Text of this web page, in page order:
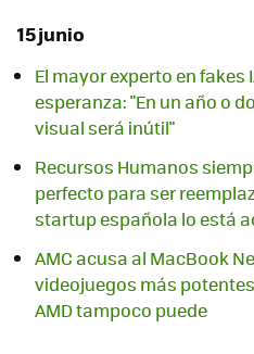
15 junio
El mayor experto en fakes
esperanza: "En un año o
visual será inútil"
Recursos Humanos
perfecto para ser
startup española lo está
AMC acusa al MacBook
videojuegos más
AMD tampoco puede